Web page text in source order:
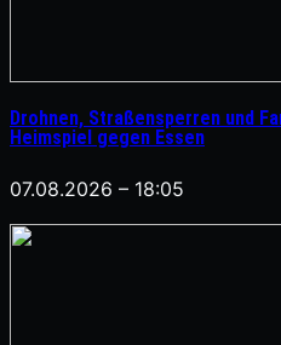
Drohnen, Straßensperren und
Heimspiel gegen Essen
07.08.2026 – 18:05